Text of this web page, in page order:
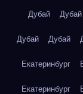
Дубай Дубай
Дубай Дубай
Екатеринбург
Екатеринбург